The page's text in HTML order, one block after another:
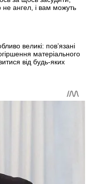
ангел, і вам можуть
великі: пов’язані
матеріального
від будь-яких